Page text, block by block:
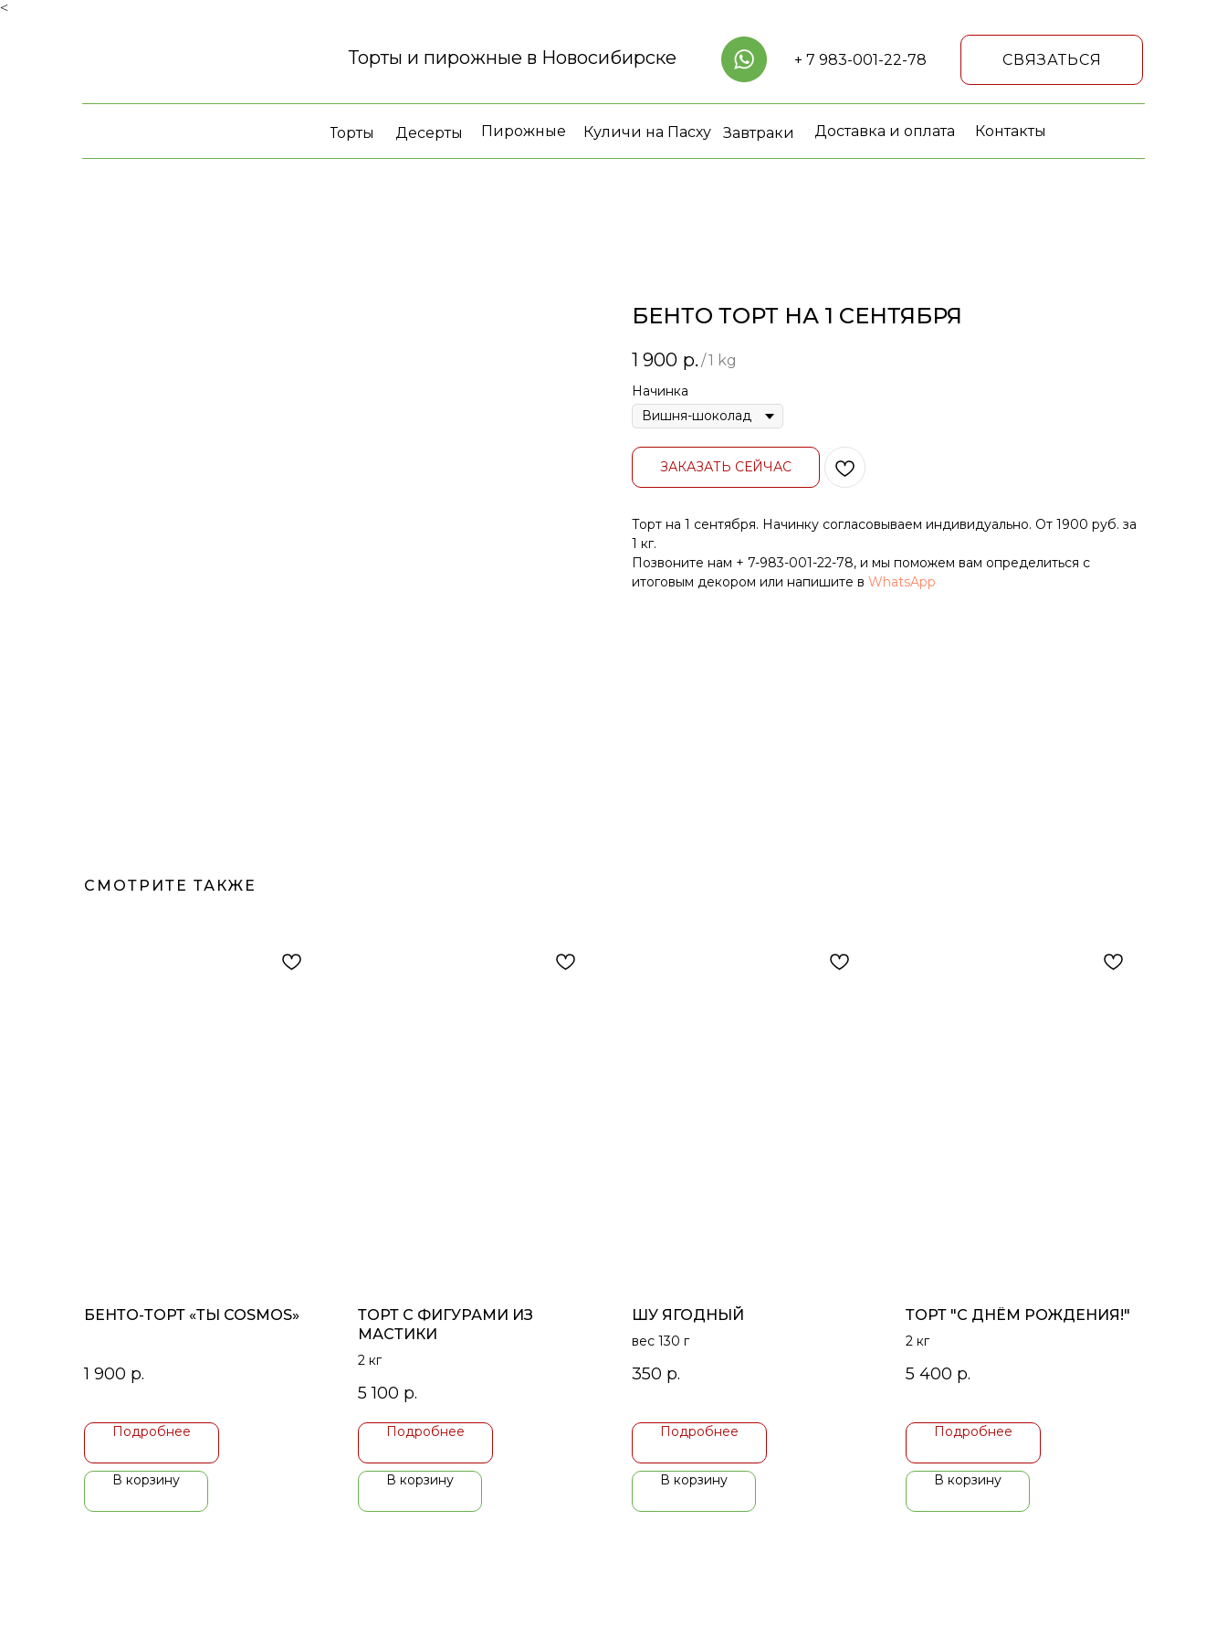
<
+ 7 983-001-22-78
Торты
СВЯЗАТЬСЯ
Доставка и оплата Контакты
Торты и пирожные в Новосибирске
Десерты Куличи на Пасху
Пирожные Завтраки
БЕНТО ТОРТ НА 1 СЕНТЯБРЯ
1 900 р. /1 kg
Начинка
ЗАКАЗАТЬ СЕЙЧАС
Торт на 1 сентября. Начинку согласовываем индивидуально. От 1900 руб. за
1 кг.
Позвоните нам + 7-983-001-22-78, и мы поможем вам определиться с
итоговым декором или напишите в WhatsApp
СМОТРИТЕ ТАКЖЕ
БЕНТО-ТОРТ «ТЫ COSMOS»
1 900 р.
Подробнее
В корзину
ТОРТ С ФИГУРАМИ ИЗ
МАСТИКИ
2 кг
5 100 р.
Подробнее
В корзину
ШУ ЯГОДНЫЙ
вес 130 г
350 р.
Подробнее
В корзину
ТОРТ "С ДНЁМ РОЖДЕНИЯ!"
2 кг
5 400 р.
Подробнее
В корзину